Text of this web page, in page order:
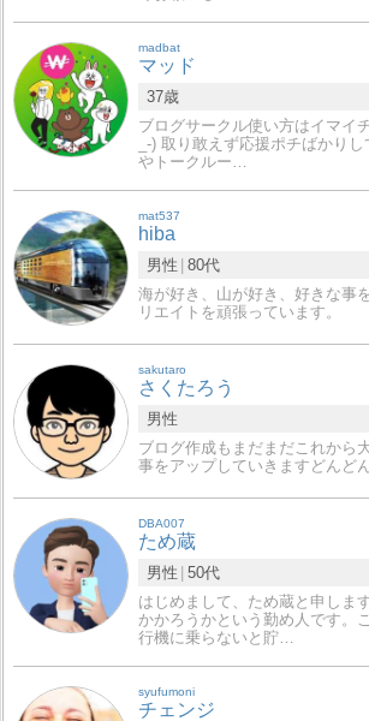
madbat
マッド
37歳
ブログサークル使い方はイマイ
_-) 取り敢えず応援ポチばかり
やトークルー…
mat537
hiba
男性 80代
海が好き、山が好き、好きな事
リエイトを頑張っています。
sakutaro
さくたろう
男性
ブログ作成もまだまだこれから
事をアップしていきますどんど
DBA007
ため蔵
男性 50代
はじめまして、ため蔵と申しま
かかろうかという勤め人です。
行機に乗らないと貯…
syufumoni
チェンジ